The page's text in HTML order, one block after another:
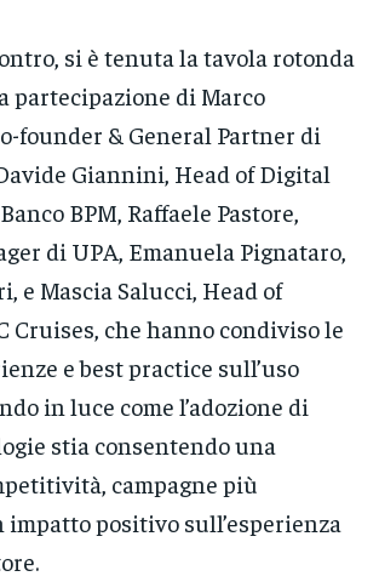
si è tenuta la tavola rotonda
partecipazione di Marco
founder & General Partner di
Giannini, Head of Digital
BPM, Raffaele Pastore,
di UPA, Emanuela Pignataro,
e Mascia Salucci, Head of
Cruises, che hanno condiviso le
e best practice sull’uso
in luce come l’adozione di
stia consentendo una
campagne più
positivo sull’esperienza